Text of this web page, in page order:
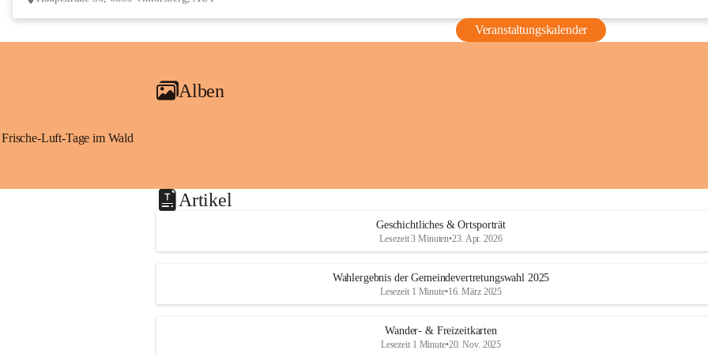
Veranstaltungskalender
Alben
Frische-Luft-Tage im Wald
Artikel
Geschichtliches & Ortsporträt
Lesezeit 3 Minuten•23. Apr. 2026
Wahlergebnis der Gemeindevertretungswahl 2025
Lesezeit 1 Minute•16. März 2025
Wander- & Freizeitkarten
Lesezeit 1 Minute•20. Nov. 2025